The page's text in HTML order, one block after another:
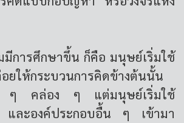
การศึกษาขึ้น ก็คือ มนุษย์เริ่มใช้
ให้กระบวนการคิดข้างต้นนั้น
ย ๆ คล่อง ๆ แต่มนุษย์เริ่มใช้
ละองค์ประกอบอื้น ๆ เข้ามา